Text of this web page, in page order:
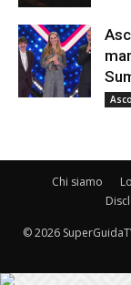
Chi siamo
© 2026